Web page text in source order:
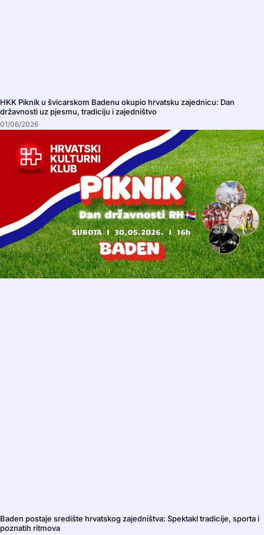
HKK Piknik u švicarskom Badenu okupio hrvatsku zajednicu: Dan
državnosti uz pjesmu, tradiciju i zajedništvo
01/06/2026
Baden postaje središte hrvatskog zajedništva: Spektakl tradicije, sporta i
poznatih ritmova